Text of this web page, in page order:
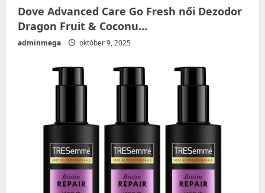
Dove Advanced Care Go Fresh női Dezodor
Dragon Fruit & Coconu…
adminmega október 9, 2025